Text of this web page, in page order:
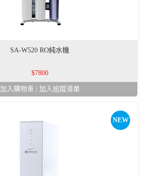
SA-W520 RO純水機
7800
加入購物車| 加入追蹤清單
NEW